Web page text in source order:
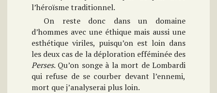
l’héroïsme traditionnel.
On reste donc dans un domaine
d’hommes avec une éthique mais aussi une
esthétique viriles, puisqu’on est loin dans
les deux cas de la déploration efféminée des
Perses. Qu’on songe à la mort de Lombardi
qui refuse de se courber devant l’ennemi,
mort que j’analyserai plus loin.